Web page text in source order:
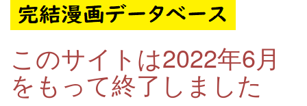
このサイトは2022年6月
をもって終了しました